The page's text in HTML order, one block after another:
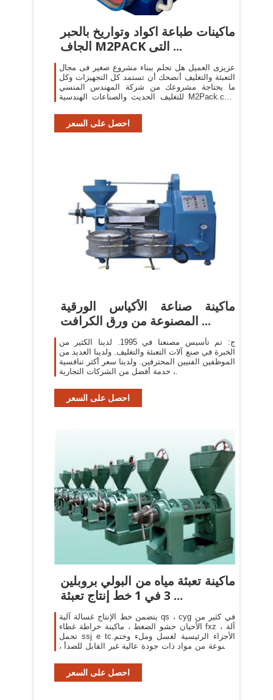
ماكينات طباعة اكواد وتواريخ بالحبر
الجاف M2PACK التى ...
عزيزى العميل هل تحلم ببناء مشروع صغير فى مجال
التعبئة والتغليف أنصحك أن تستمد كل التجهيزات وكل
ما يحتاجة مشروعك من شركة المهندس المنسي
للتغليف الحديث والصناعات الهندسية M2Pack.com
احصل على السعر
ماكينة صناعة الأكياس الورقية
المصنوعة من ورق الكرافت ...
ج: تم تأسيس مصنعنا في 1995. لدينا الكثير من
الخبرة في صنع آلات التعبئة والتغليف. ولدينا العديد من
الموظفين الفنيين المحترفين. ولدينا سعر أكثر تنافسية
، خدمة أفضل من الشركات التجارية.
احصل على السعر
ماكينة تعبئة مياه من البولي بروبلين
3 في 1 خط إنتاج تعبئة ...
يتضمن خط الإنتاج غسالة آلية qs ، cyg في كثير من
الأحيان حشو الضغط ، ماكينة خراطة غطاء fxz ، آلة
تحمل ssj e tc.الأجزاء الرئيسية لغسل وملء وختم
مصنوعة من مواد ذات جودة عالية غير القابل للصدأ ،
احصل على السعر